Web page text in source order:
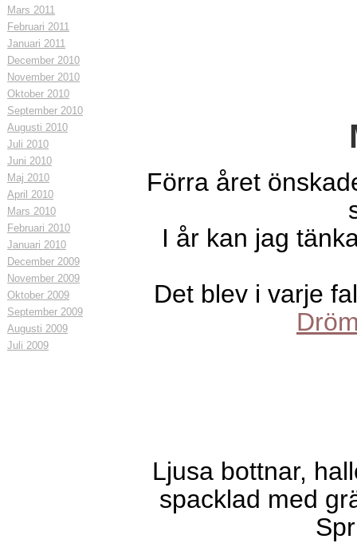
Mars 2011
Februari 2011
Januari 2011
December 2010
November 2010
Oktober 2010
September 2010
Augusti 2010
Juli 2010
Juni 2010
Maj 2010
April 2010
Mars 2010
Februari 2010
Januari 2010
December 2009
November 2009
Oktober 2009
September 2009
Augusti 2009
Juli 2009
Förra året
I år kan jag
Det blev i varje
Ljusa bottnar,
spacklad med